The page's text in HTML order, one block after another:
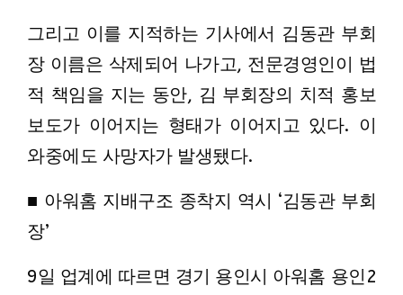
그리고 이를 지적하는 기사에서 김동관 부회
장 이름은 삭제되어 나가고, 전문경영인이 법
적 책임을 지는 동안, 김 부회장의 치적 홍보
보도가 이어지는 형태가 이어지고 있다. 이
와중에도 사망자가 발생됐다.
■ 아워홈 지배구조 종착지 역시 ‘김동관 부회
장’
9일 업계에 따르면 경기 용인시 아워홈 용인2